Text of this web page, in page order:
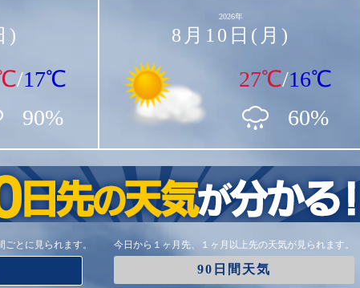
)
/17℃
90%
2026年
8月10日(月)
27℃/16℃
60%
とに見られます。 今日から１ヶ月先、１ヶ月以上先の天気が見られます。
90日間天気